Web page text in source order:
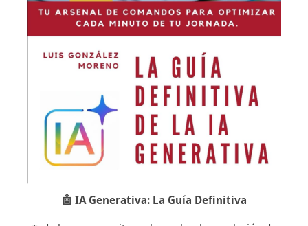
🤖 IA Generativa: La Guía Definitiva